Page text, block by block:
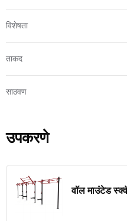
विशेषता
ताकद
साठवण
उपकरणे
वॉल माउंटेड